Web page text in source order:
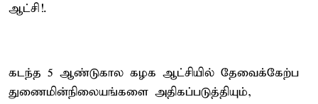
ஆட்சி!.
கடந்த 5 ஆண்டுகால கழக ஆட்சியில் தேவைக்கேற்ப
துணைமின்நிலையங்களை அதிகப்படுத்தியும்,